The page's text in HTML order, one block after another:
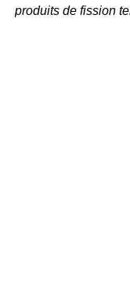
produits de fission